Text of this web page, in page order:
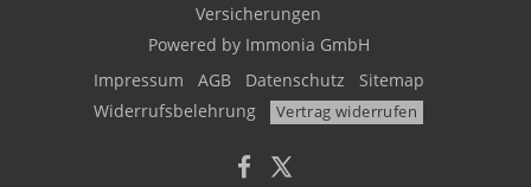
Versicherungen
Powered by Immonia GmbH
Impressum
AGB Datenschutz
Sitemap
Widerrufsbelehrung
Vertrag widerrufen